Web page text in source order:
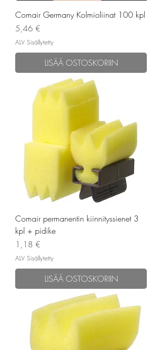
Comair Germany Kolmioliinat 100 kpl
Hinta
5,46 €
ALV Sisällytetty
LISÄÄ OSTOSKORIIN
Comair permanentin kiinnityssienet 3
kpl + pidike
Hinta
1,18 €
ALV Sisällytetty
LISÄÄ OSTOSKORIIN